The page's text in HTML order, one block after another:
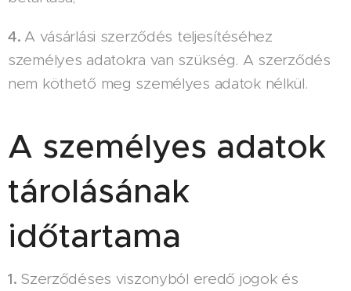
4. A vásárlási szerződés teljesítéséhez
személyes adatokra van szükség. A szerződés
nem köthető meg személyes adatok nélkül.
A személyes adatok
tárolásának
időtartama
1. Szerződéses viszonyból eredő jogok és